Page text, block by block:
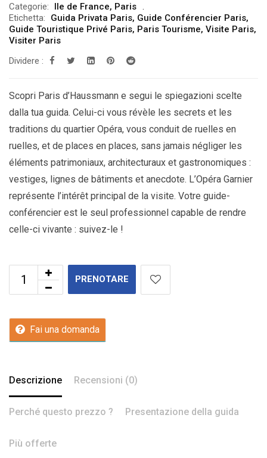
Categorie: Ile de France, Paris
Etichetta:
Guida Privata Paris, Guide Conférencier Paris,
Guide Touristique Privé Paris, Paris Tourisme, Visite Paris,
Visiter Paris
Dividere :
Scopri Paris d’Haussmann e segui le spiegazioni scelte
dalla tua guida. Celui-ci vous révèle les secrets et les
traditions du quartier Opéra, vous conduit de ruelles en
ruelles, et de places en places, sans jamais négliger les
éléments patrimoniaux, architecturaux et gastronomiques :
vestiges, lignes de bâtiments et anecdote. L’Opéra Garnier
représente l’intérêt principal de la visite. Votre guide-
conférencier est le seul professionnel capable de rendre
celle-ci vivante : suivez-le !
PRENOTARE
Fai una domanda
Descrizione Recensioni (0)
Perché questo prezzo ? Presentazione della guida
Più offerte